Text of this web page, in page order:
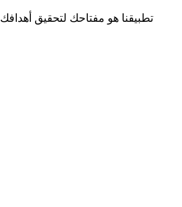
تطبيقنا هو مفتاحك لتحقيق أهدافك،